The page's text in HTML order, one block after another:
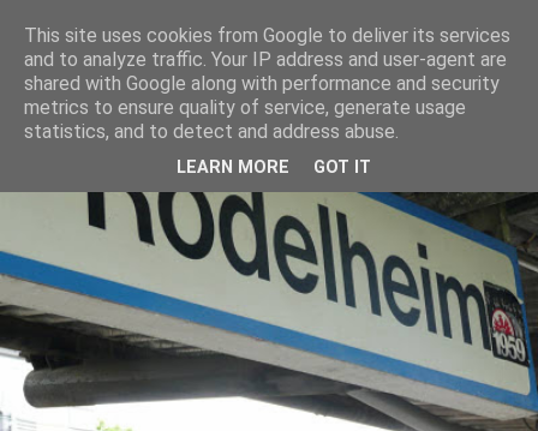
This site uses cookies from Google to deliver its services
and to analyze traffic. Your IP address and user-agent are
shared with Google along with performance and security
metrics to ensure quality of service, generate usage
statistics, and to detect and address abuse.
LEARN MORE GOT IT